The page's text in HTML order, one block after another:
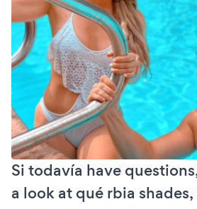
Si todavía have
a look at qué rbia